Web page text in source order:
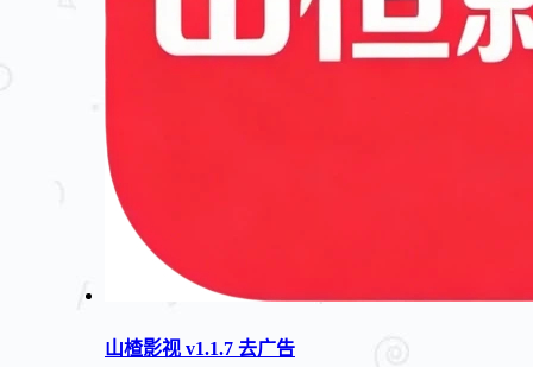
山楂影视 v1.1.7 去广告